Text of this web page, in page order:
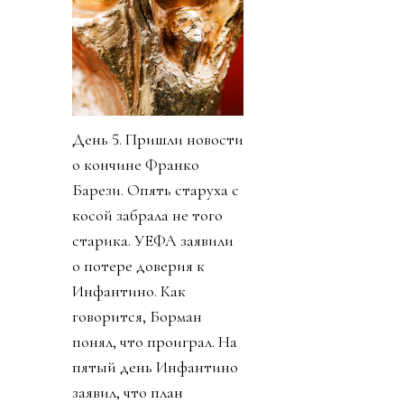
День 5. Пришли новости
о кончине Франко
Барези. Опять старуха с
косой забрала не того
старика. УЕФА заявили
о потере доверия к
Инфантино. Как
говорится, Борман
понял, что проиграл. На
пятый день Инфантино
заявил, что план